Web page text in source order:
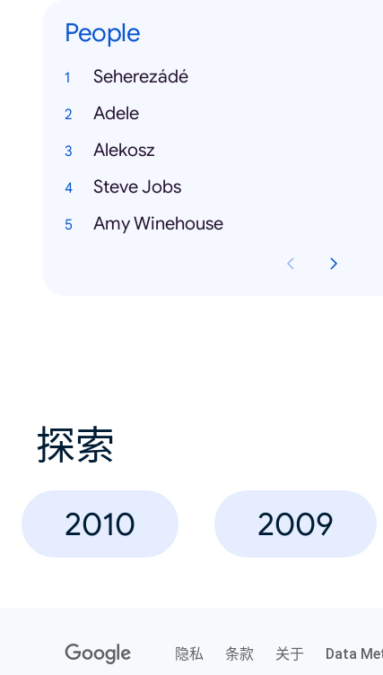
People
Seherezádé
Adele
Alekosz
Steve Jobs
Amy Winehouse
探索
2010 2009
隐私 条款 关于 Data